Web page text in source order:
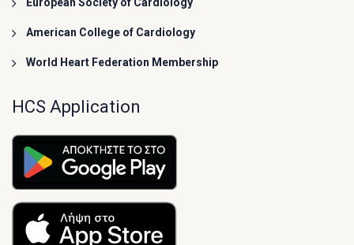
European Society of Cardiology
American College of Cardiology
World Heart Federation Membership
HCS Application